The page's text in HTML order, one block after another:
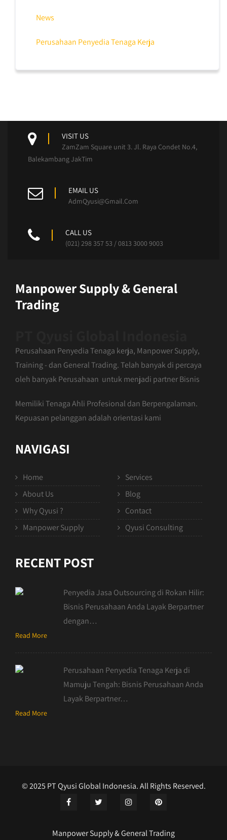
News
Perusahaan Penyedia Tenaga Kerja
VISIT US
ZamZam Square unit 3. Jl. Raya Condet No.4,
Balekambang JakTim
EMAIL US
AdmQyusi@Gmail.Com
CALL US
(021) 298 357 53 / 0813 3000 9003
Manpower Supply & General
Trading
Perusahaan Penyedia Tenaga kerja, Manpower Supply,
Training - dan General Trading. Telah banyak di percaya
oleh banyak Perusahaan untuk menjadi partner Bisnis
Memiliki Tenaga Ahli Profesional dan Berpengalaman.
Kepuasan pelanggan adalah orientasi kami
NAVIGASI
Home
About Us
Why Qyusi ?
Manpower Supply
Services
Blog
Contact
Qyusi Consulting
RECENT POST
Penyedia Jasa Outsourcing di Rokan Hilir:
Bisnis Perusahaan Anda Layak Berpartner
dengan…
Read More
Perusahaan Penyedia Tenaga Kerja di
Mamuju Tengah: Bisnis Perusahaan Anda
Layak Berpartner…
Read More
© 2025 PT Qyusi Global Indonesia. All Rights Reserved.
Manpower Supply & General Trading